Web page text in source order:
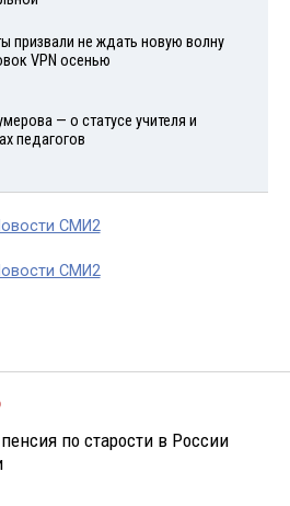
призвали не ждать новую волну
VPN осенью
— о статусе учителя и
педагогов
СМИ2
СМИ2
по старости в России